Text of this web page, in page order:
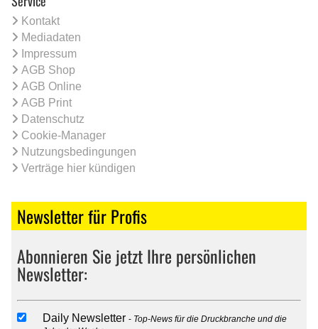
Kontakt
Mediadaten
Impressum
AGB Shop
AGB Online
AGB Print
Datenschutz
Cookie-Manager
Nutzungsbedingungen
Verträge hier kündigen
Newsletter für Profis
Abonnieren Sie jetzt Ihre persönlichen
Newsletter:
Daily Newsletter
Top-News für die Druckbranche und die